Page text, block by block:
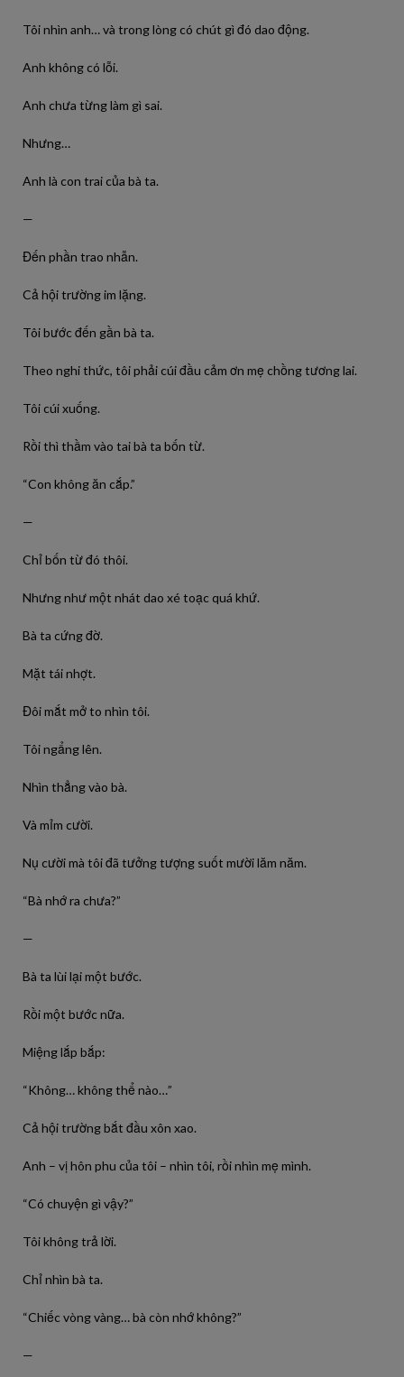
Tôi nhìn anh… và trong lòng có chút gì đó dao động.
Anh không có lỗi.
Anh chưa từng làm gì sai.
Nhưng…
Anh là con trai của bà ta.
—
Đến phần trao nhẫn.
Cả hội trường im lặng.
Tôi bước đến gần bà ta.
Theo nghi thức, tôi phải cúi đầu cảm ơn mẹ chồng tương lai.
Tôi cúi xuống.
Rồi thì thầm vào tai bà ta bốn từ.
“Con không ăn cắp.”
—
Chỉ bốn từ đó thôi.
Nhưng như một nhát dao xé toạc quá khứ.
Bà ta cứng đờ.
Mặt tái nhợt.
Đôi mắt mở to nhìn tôi.
Tôi ngẩng lên.
Nhìn thẳng vào bà.
Và mỉm cười.
Nụ cười mà tôi đã tưởng tượng suốt mười lăm năm.
“Bà nhớ ra chưa?”
—
Bà ta lùi lại một bước.
Rồi một bước nữa.
Miệng lắp bắp:
“Không… không thể nào…”
Cả hội trường bắt đầu xôn xao.
Anh – vị hôn phu của tôi – nhìn tôi, rồi nhìn mẹ mình.
“Có chuyện gì vậy?”
Tôi không trả lời.
Chỉ nhìn bà ta.
“Chiếc vòng vàng… bà còn nhớ không?”
—